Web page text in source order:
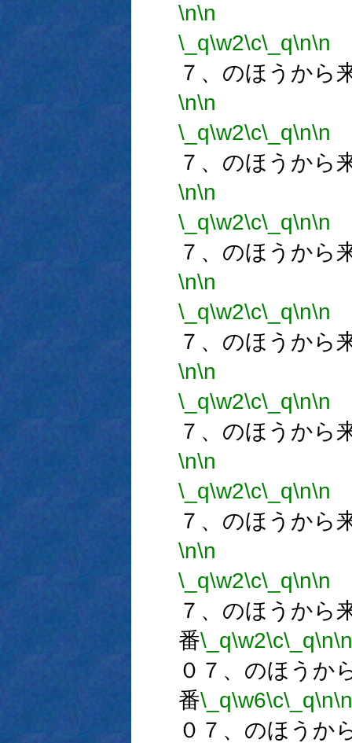
\n\n
\_q\w2\c\_q\n\n
７、のほうから
\n\n
\_q\w2\c\_q\n\n
７、のほうから
\n\n
\_q\w2\c\_q\n\n
７、のほうから
\n\n
\_q\w2\c\_q\n\n
７、のほうから
\n\n
\_q\w2\c\_q\n\n
７、のほうから
\n\n
\_q\w2\c\_q\n\n
７、のほうから
\n\n
\_q\w2\c\_q\n\n
７、のほうから
番\_q\w2\c\_q\n\n
０７、のほうか
番\_q\w6\c\_q\n\n
０７、のほうか